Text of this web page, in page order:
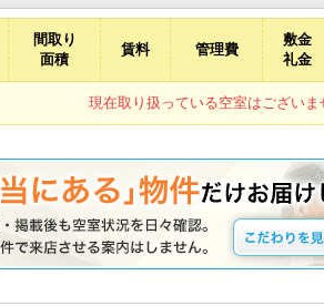
間取り
面積
賃料 管理費
敷金
礼金
現在取り扱っている空室はございま